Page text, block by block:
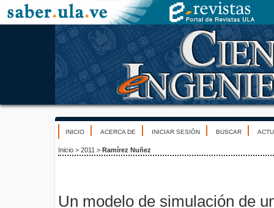
INICIO ACERCA DE INICIAR SESIÓN BUSCAR
Inicio > 2011 > Ramírez Nuñez
Un modelo de simulación de